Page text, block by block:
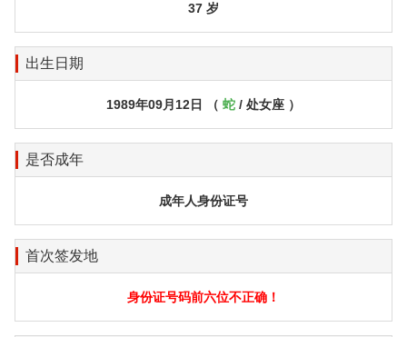
37 岁
出生日期
1989年09月12日 （ 蛇 / 处女座 ）
是否成年
成年人身份证号
首次签发地
身份证号码前六位不正确！